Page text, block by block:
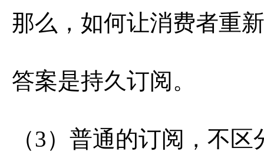
那么，如何让消费者重
答案是持久订阅。
（3）普通的订阅，不